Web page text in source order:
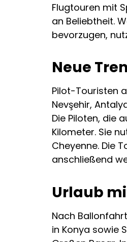
Flugtouren mit
an Beliebtheit.
bevorzugen,
Neue
Pilot-Touristen
Nevşehir,
Die Piloten, die
Kilometer. Sie
Cheyenne. Die
anschließend
Urlaub
Nach
in Konya sowie